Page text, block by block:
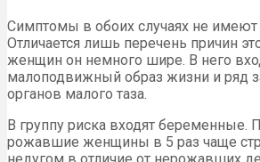
Симптомы в обоих случаях не имеют
Отличается лишь перечень причин
женщин он немного шире. В него
малоподвижный образ жизни и ряд
органов малого таза.
В группу риска входят беременные.
рожавшие женщины в 5 раз чаще